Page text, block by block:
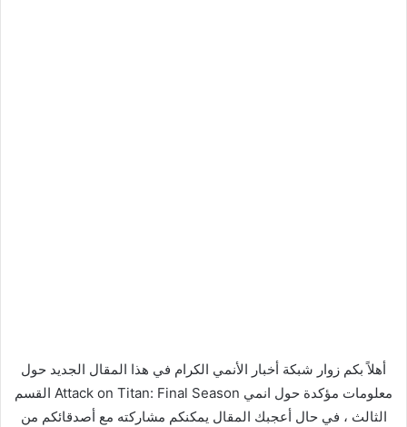
أهلاً بكم زوار شبكة أخبار الأنمي الكرام في هذا المقال الجديد حول
معلومات مؤكدة حول انمي Attack on Titan: Final Season القسم
الثالث ، في حال أعجبك المقال يمكنكم مشاركته مع أصدقائكم من